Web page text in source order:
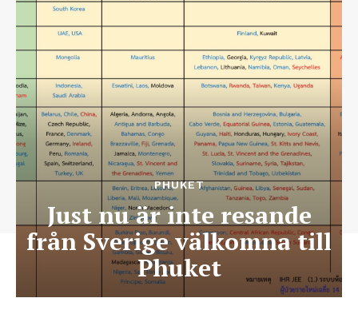
PHUKET
Just nu är inte resande
från Sverige välkomna till
Phuket